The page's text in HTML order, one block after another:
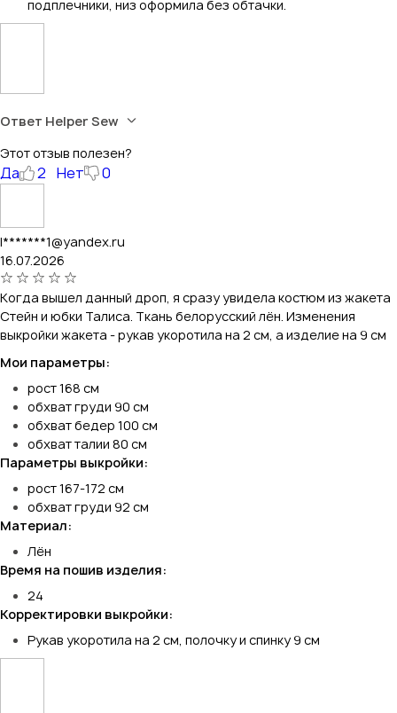
подплечники, низ оформила без обтачки.
Ответ Helper Sew
Этот отзыв полезен?
Да 2 Нет 0
l*******1@yandex.ru
16.07.2026
Когда вышел данный дроп, я сразу увидела костюм из жакета
Стейн и юбки Талиса. Ткань белорусский лён. Изменения
выкройки жакета - рукав укоротила на 2 см, а изделие на 9 см
Мои параметры:
рост 168 см
обхват груди 90 см
обхват бедер 100 см
обхват талии 80 см
Параметры выкройки:
рост 167-172 см
обхват груди 92 см
Материал:
Лён
Время на пошив изделия:
24
Корректировки выкройки:
Рукав укоротила на 2 см, полочку и спинку 9 см